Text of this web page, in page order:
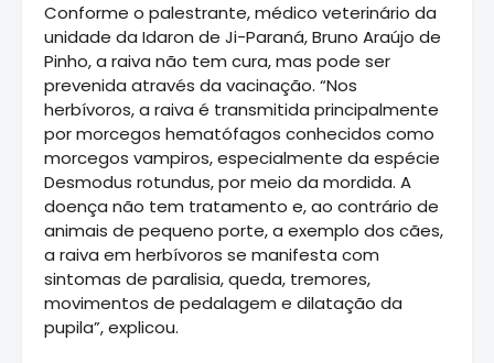
Conforme o palestrante, médico veterinário da
unidade da Idaron de Ji-Paraná, Bruno Araújo de
Pinho, a raiva não tem cura, mas pode ser
prevenida através da vacinação. “Nos
herbívoros, a raiva é transmitida principalmente
por morcegos hematófagos conhecidos como
morcegos vampiros, especialmente da espécie
Desmodus rotundus, por meio da mordida. A
doença não tem tratamento e, ao contrário de
animais de pequeno porte, a exemplo dos cães,
a raiva em herbívoros se manifesta com
sintomas de paralisia, queda, tremores,
movimentos de pedalagem e dilatação da
pupila”, explicou.